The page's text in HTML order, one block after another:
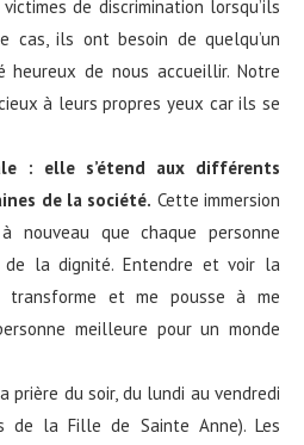
de discrimination lorsqu’ils
cas, ils ont besoin de quelqu’un
de nous accueillir. Notre
à leurs propres yeux car ils se
: elle s’étend aux différents
de la société. Cette immersion
nouveau que chaque personne
la dignité. Entendre et voir la
transforme et me pousse à me
meilleure pour un monde
prière du soir, du lundi au vendredi
de la Fille de Sainte Anne). Les